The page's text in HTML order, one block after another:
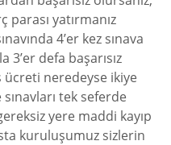
parası yatırmanız
4’er kez sınava
3’er defa başarısız
ücreti neredeyse ikiye
tek seferde
yere maddi kayıp
kuruluşumuz sizlerin